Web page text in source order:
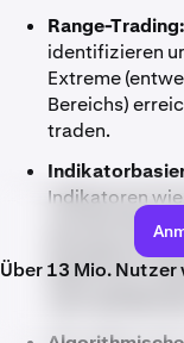
Range-Trading:
identifizieren
Extreme
Bereichs)
traden.
Indikatoren
und den
Divergence
Markt sich
Über 13 Mio.